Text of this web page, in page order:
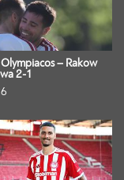
– Rakow
2-1